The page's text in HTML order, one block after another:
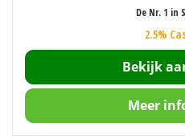
De Nr. 1 in
2.5%
Bekijk
Meer